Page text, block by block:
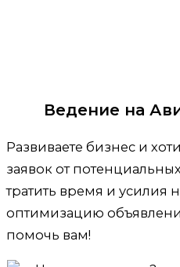
Ведение на
Развиваете бизнес и
заявок от
тратить время и усилия
оптимизацию
помочь вам!